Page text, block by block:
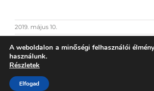
2019. május 10.
A weboldalon a minőségi felhasználói
használunk.
Részletek
Elfogad